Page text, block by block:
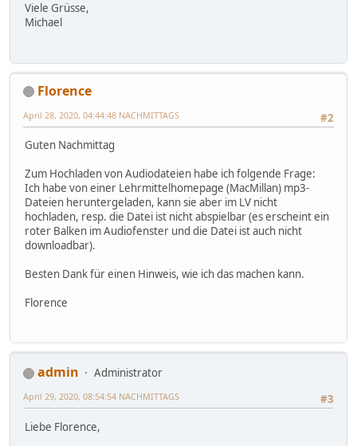
Viele Grüsse,
Michael
Florence
#2
April 28, 2020, 04:44:48 NACHMITTAGS
Guten Nachmittag
Zum Hochladen von Audiodateien habe ich folgende Frage:
Ich habe von einer Lehrmittelhomepage (MacMillan) mp3-
Dateien heruntergeladen, kann sie aber im LV nicht
hochladen, resp. die Datei ist nicht abspielbar (es erscheint ein
roter Balken im Audiofenster und die Datei ist auch nicht
downloadbar).
Besten Dank für einen Hinweis, wie ich das machen kann.
Florence
admin
Administrator
#3
April 29, 2020, 08:54:54 NACHMITTAGS
Liebe Florence,